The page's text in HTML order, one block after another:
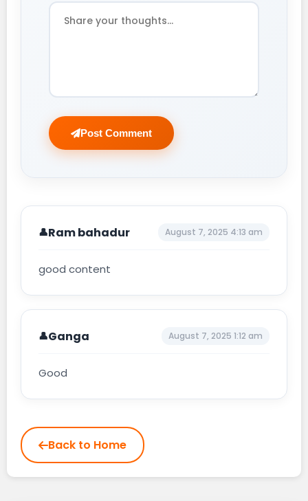
Post Comment
Ram bahadur August 7, 2025 4:13 am
good content
Ganga August 7, 2025 1:12 am
Good
Back to Home